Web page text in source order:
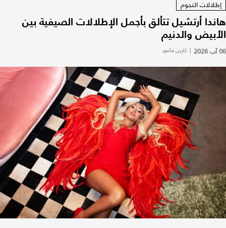
إطلالات النجوم
هاندا أرتشيل تتألق بأجمل الإطلالات الصيفية بين
الأبيض والدنيم
06 آب 2026 | كارين فاعور